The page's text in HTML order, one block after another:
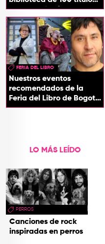
que desafían la censura
y el poder
FERIA DEL LIBRO
Nuestros eventos
recomendados de la
Feria del Libro de Bogotá
2026
LO MÁS LEÍDO
PERROS
Canciones de rock
inspiradas en perros